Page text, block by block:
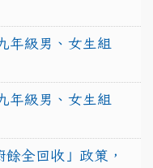
年級男、女生組
年級男、女生組
全回收」政策，